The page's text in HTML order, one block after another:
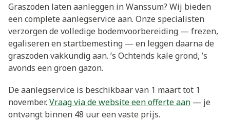
Graszoden laten aanleggen in Wanssum? Wij bieden
een complete aanlegservice aan. Onze specialisten
verzorgen de volledige bodemvoorbereiding — frezen,
egaliseren en startbemesting — en leggen daarna de
graszoden vakkundig aan. ’s Ochtends kale grond, ’s
avonds een groen gazon.
De aanlegservice is beschikbaar van 1 maart tot 1
november.Vraag via de website een offerte aan — je
ontvangt binnen 48 uur een vaste prijs.